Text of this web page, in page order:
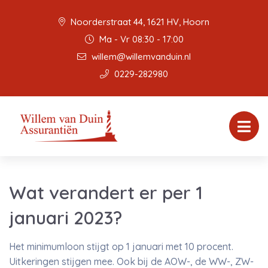
Noorderstraat 44, 1621 HV, Hoorn
Ma - Vr 08:30 - 17:00
willem@willemvanduin.nl
0229-282980
Wat verandert er per 1
januari 2023?
Het minimumloon stijgt op 1 januari met 10 procent.
Uitkeringen stijgen mee. Ook bij de AOW-, de WW-, ZW-